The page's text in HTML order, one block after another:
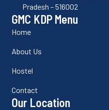
Pradesh – 516002
GMC KDP Menu
Home
About Us
Hostel
Contact
Our Location